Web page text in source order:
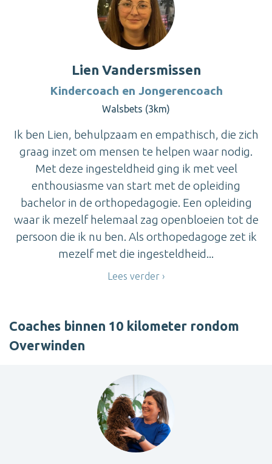
Lien Vandersmissen
Kindercoach en Jongerencoach
Walsbets (3km)
Ik ben Lien, behulpzaam en empathisch, die zich
graag inzet om mensen te helpen waar nodig.
Met deze ingesteldheid ging ik met veel
enthousiasme van start met de opleiding
bachelor in de orthopedagogie. Een opleiding
waar ik mezelf helemaal zag openbloeien tot de
persoon die ik nu ben. Als orthopedagoge zet ik
mezelf met die ingesteldheid...
Lees verder
Coaches binnen 10 kilometer rondom
Overwinden